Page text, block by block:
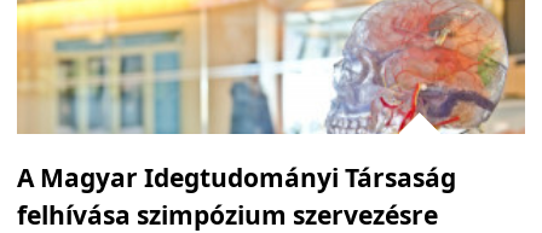
A Magyar Idegtudományi Társaság
felhívása szimpózium szervezésre